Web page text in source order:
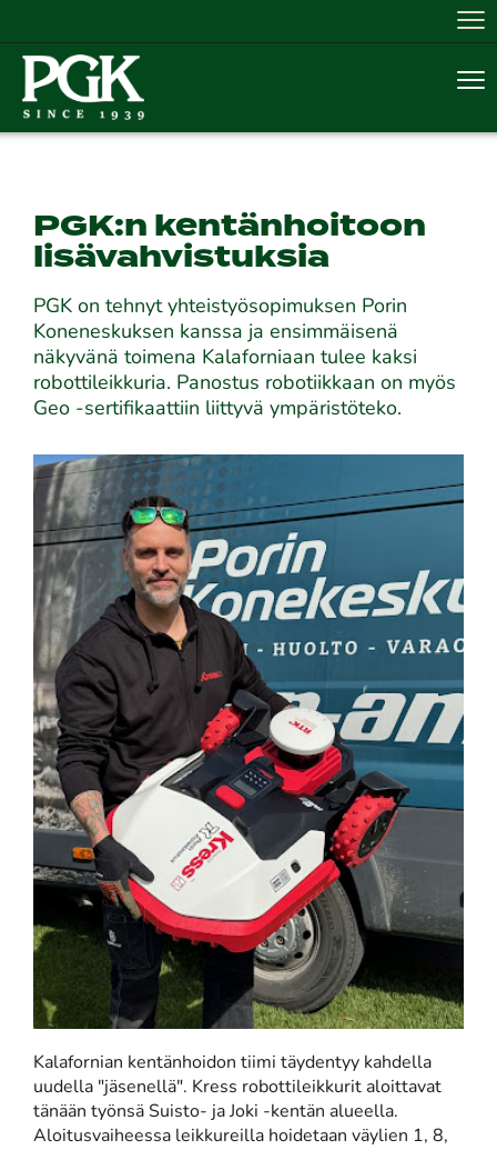
PGK:n kentänhoitoon
lisävahvistuksia
PGK on tehnyt yhteistyösopimuksen Porin
Koneneskuksen kanssa ja ensimmäisenä
näkyvänä toimena Kalaforniaan tulee kaksi
robottileikkuria. Panostus robotiikkaan on myös
Geo -sertifikaattiin liittyvä ympäristöteko.
Kalafornian kentänhoidon tiimi täydentyy kahdella
uudella "jäsenellä". Kress robottileikkurit aloittavat
tänään työnsä Suisto- ja Joki -kentän alueella.
Aloitusvaiheessa leikkureilla hoidetaan väylien 1, 8,